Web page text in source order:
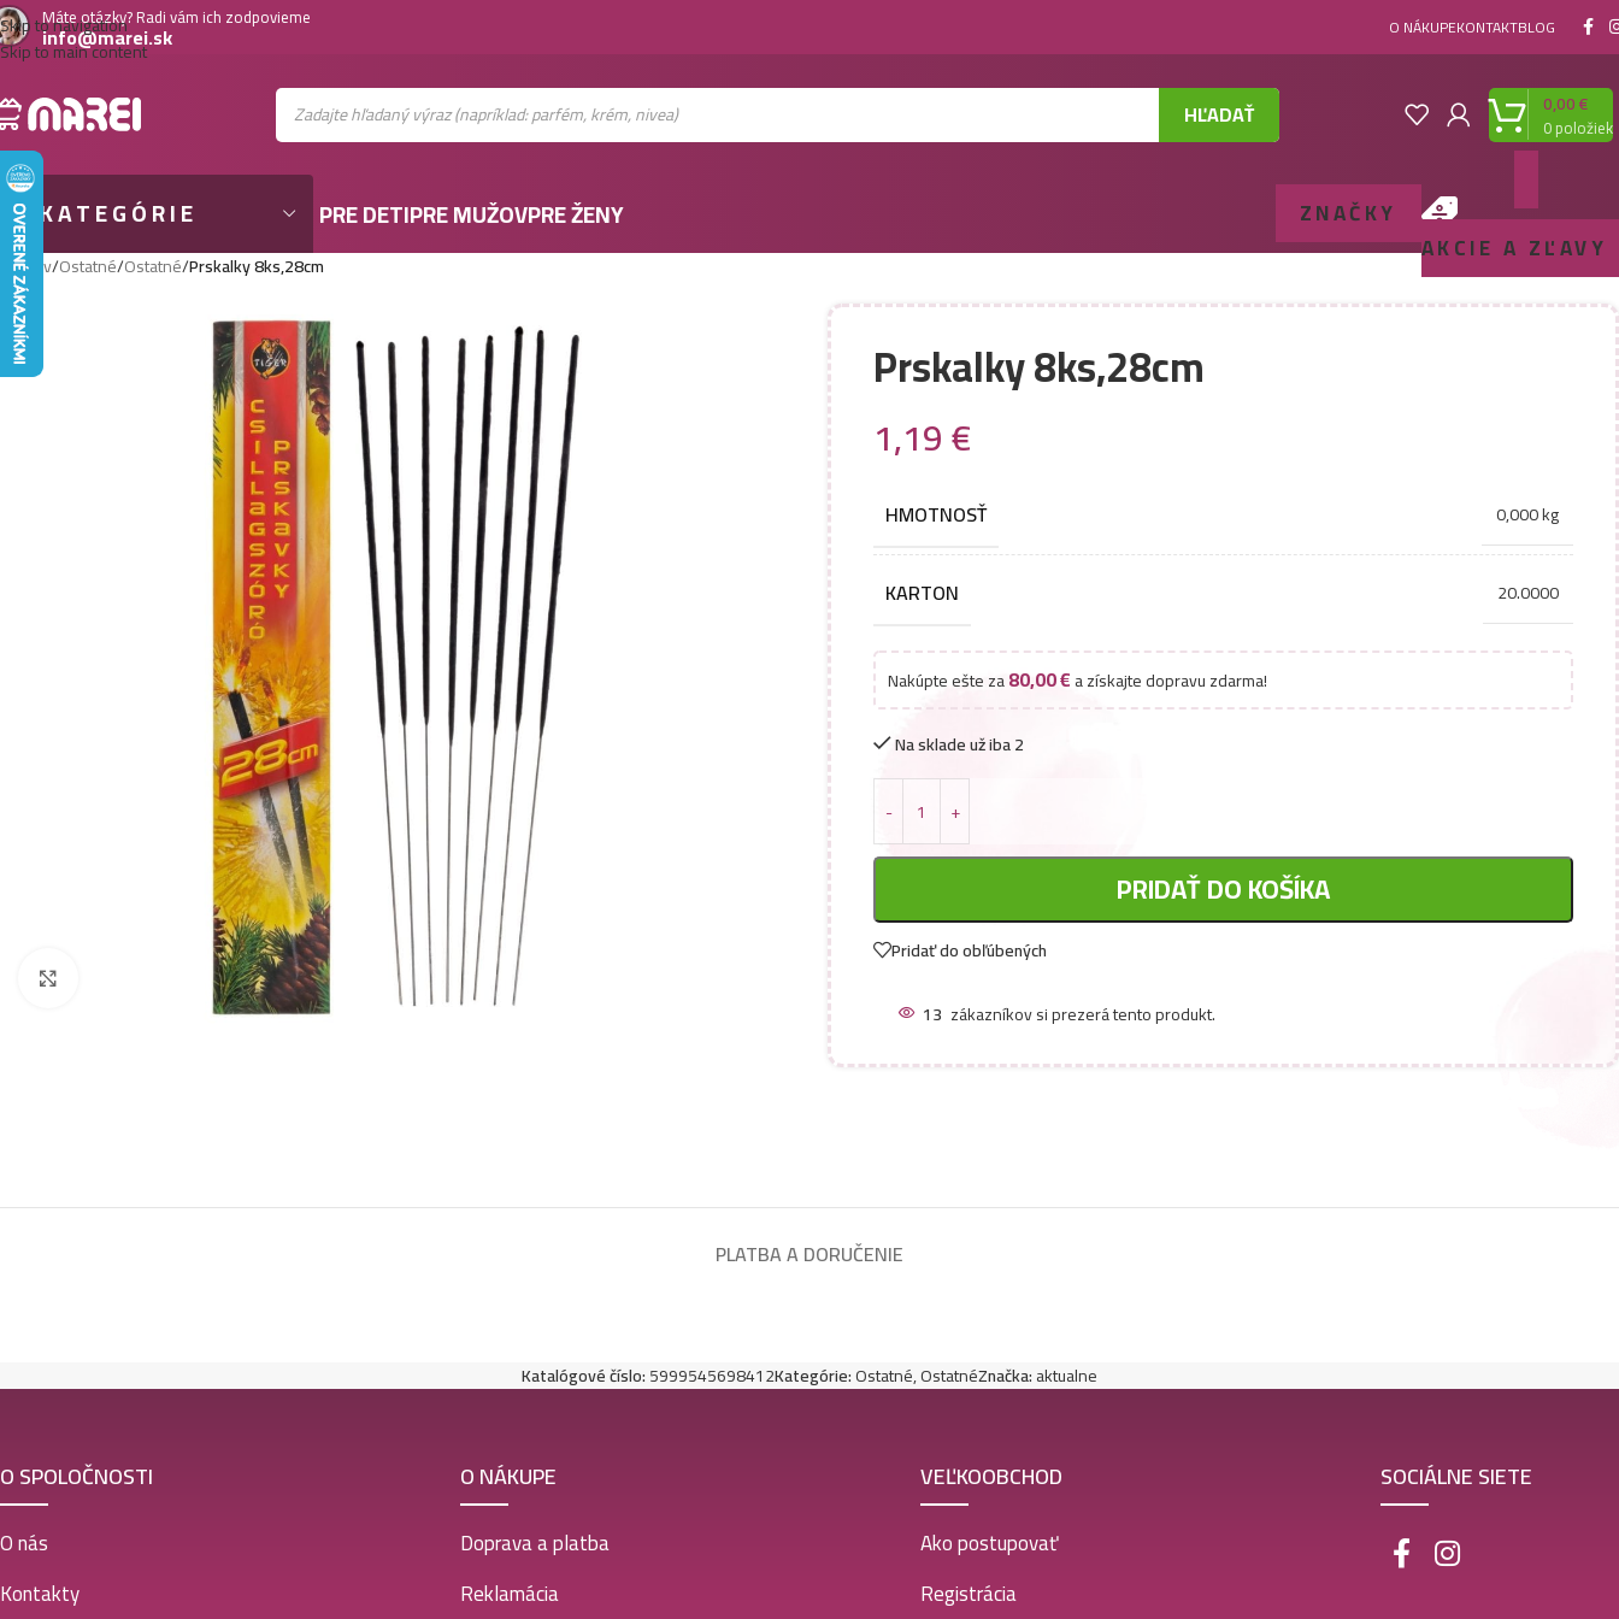
Skip to navigation
Skip to main content
Máte otázky? Radi vám ich zodpovieme
info@marei.sk O NÁKUPEKONTAKTBLOG
HĽADAŤ 0položiek
0,00€
KATEGÓRIE PRE DETIPRE MUŽOVPRE ŽENY
ZNAČKY
AKCIE A ZĽAVY
Domov/Ostatné/Ostatné/Prskalky 8ks,28cm
Zobraziť väčší obrázok
Prskalky 8ks,28cm
1,19€
HMOTNOSŤ 0,000 kg
KARTON 20.0000
Nakúpte ešte za80,00€a získajte dopravu zdarma!
Na sklade už iba 2
PRIDAŤ DO KOŠÍKA
Pridať do obľúbených
13 zákazníkov si prezerá tento produkt.
PLATBA A DORUČENIE
Katalógové číslo:5999545698412Kategórie:Ostatné,OstatnéZnačka:aktualne
O SPOLOČNOSTI
O nás
Kontakty
O NÁKUPE
Doprava a platba
Reklamácia
VEĽKOOBCHOD
Ako postupovať
Registrácia
SOCIÁLNE SIETE